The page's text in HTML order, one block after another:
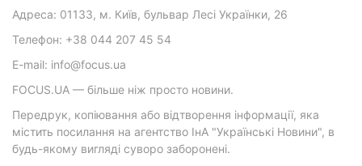
Адреса: 01133, м. Київ, бульвар Лесі Українки, 26
Телефон: +38 044 207 45 54
E-mail: info@focus.ua
FOCUS.UA — більше ніж просто новини.
Передрук, копіювання або відтворення інформації, яка
містить посилання на агентство ІнА "Українські Новини", в
будь-якому вигляді суворо заборонені.